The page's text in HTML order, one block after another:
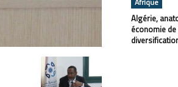
Algérie,
économie